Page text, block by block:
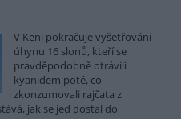
V Keni pokračuje vyšetřování
úhynu 16 slonů, kteří se
pravděpodobně otrávili
kyanidem poté, co
zkonzumovali rajčata z
jak se jed dostal do